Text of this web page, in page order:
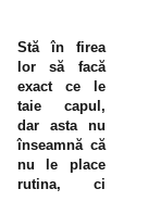
Stă în firea
lor să facă
exact ce le
taie capul,
dar asta nu
înseamnă că
nu le place
rutina, ci